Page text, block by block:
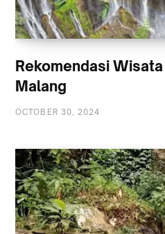
Rekomendasi Wisata
Malang
OCTOBER 30, 2024